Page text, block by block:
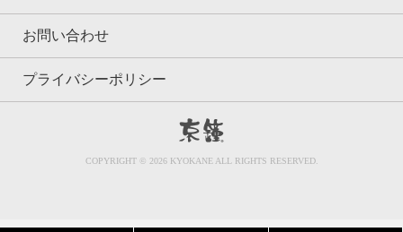
お問い合わせ
プライバシーポリシー
COPYRIGHT © 2026 KYOKANE ALL RIGHTS RESERVED.